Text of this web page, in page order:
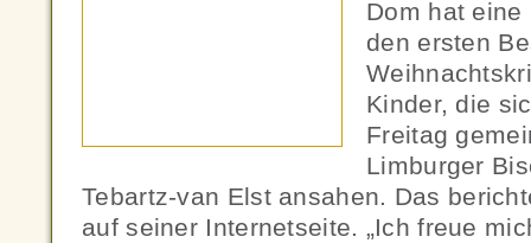
Dom hat
den ersten
Kinder, die
Freitag
Limburger
Tebartz-van Elst ansahen. Das
auf seiner Internetseite. „Ich freue